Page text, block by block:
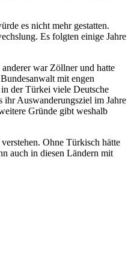
es nicht mehr gestatten.
Es folgten einige Jahre
war Zöllner und hatte
mit engen
der Türkei viele Deutsche
ihr Auswanderungsziel im Jahre
Gründe gibt weshalb
Ohne Türkisch hätte
auch in diesen Ländern mit